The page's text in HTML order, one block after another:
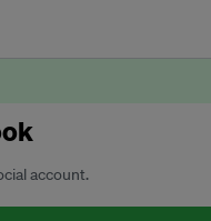
account.